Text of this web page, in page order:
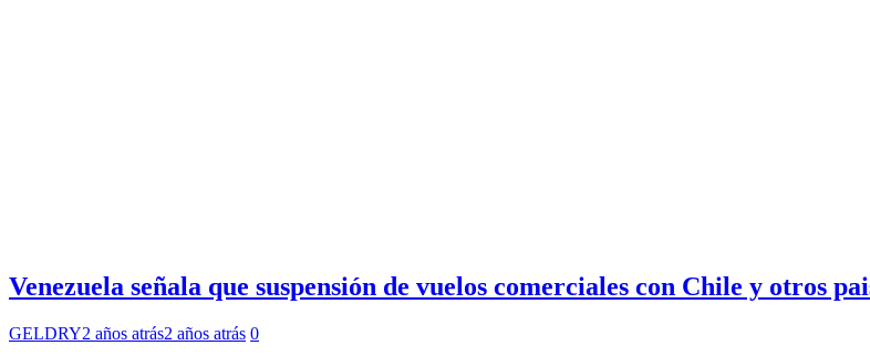
Venezuela señala que suspensión de vuelos comerciales con Chile y otros
GELDRY2 años atrás2 años atrás 0